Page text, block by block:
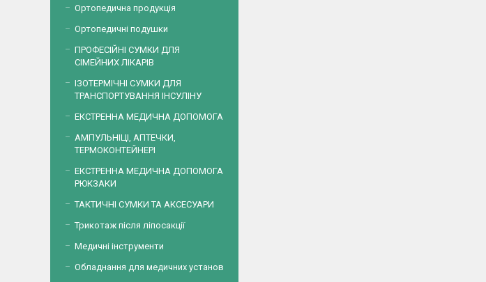
Ортопедична продукція
Ортопедичні подушки
ПРОФЕСІЙНІ СУМКИ ДЛЯ
СІМЕЙНИХ ЛІКАРІВ
ІЗОТЕРМІЧНІ СУМКИ ДЛЯ
ТРАНСПОРТУВАННЯ ІНСУЛІНУ
ЕКСТРЕННА МЕДИЧНА ДОПОМОГА
АМПУЛЬНІЦІ, АПТЕЧКИ,
ТЕРМОКОНТЕЙНЕРІ
ЕКСТРЕННА МЕДИЧНА ДОПОМОГА
РЮКЗАКИ
ТАКТИЧНІ СУМКИ ТА АКСЕСУАРИ
Трикотаж після ліпосакції
Медичні інструменти
Обладнання для медичних установ